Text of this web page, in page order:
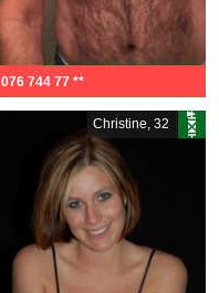
076 744 77 **
Christine, 32